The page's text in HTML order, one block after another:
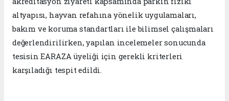
altyapısı, hayvan refahına yönelik uygulamaları,
bakım ve koruma standartları ile bilimsel çalışmaları
değerlendirilirken, yapılan incelemeler sonucunda
tesisin EARAZA üyeliği için gerekli kriterleri
karşıladığı tespit edildi.